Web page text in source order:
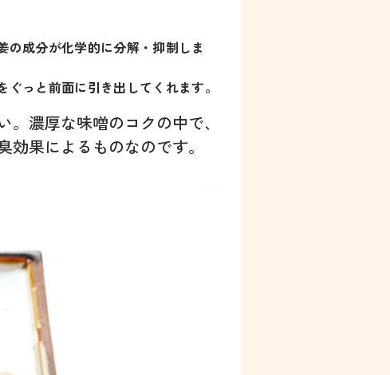
成分が化学的に分解・抑制しま
っと前面に引き出してくれます。
濃厚な味噌のコクの中で、
果によるものなのです。